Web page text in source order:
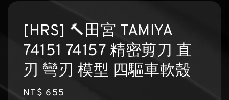
[HRS] 🔨田宮 TAMIYA
74151 74157 精密剪刀 直
刃 彎刃 模型 四驅車軟殼
Regular
NT$ 655